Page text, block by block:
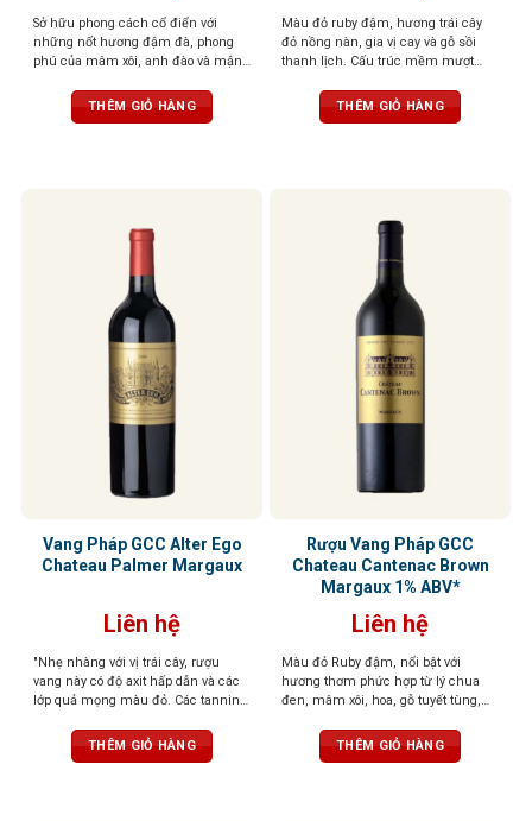
Sở hữu phong cách cổ điển với
những nốt hương đậm đà, phong
phú của mâm xôi, anh đào và mận,
thảo mộc. Một phiên bản đặc biệt,
số lượng giới hạn.
THÊM GIỎ HÀNG
Màu đỏ ruby đậm, hương trái cây
đỏ nồng nàn, gia vị cay và gỗ sồi
thanh lịch. Cấu trúc mềm mượt
vị kéo dài THÊM GIỎ HÀNG
Vang Pháp GCC Alter Ego
Chateau Palmer Margaux
Liên hệ
"Nhẹ nhàng với vị trái cây, rượu
vang này có độ axit hấp dẫn và các
lớp quả mọng màu đỏ. Các tannin
trái cây của rượu vang, chứa nhiều
axit và sẽ sớm sẵn sàng cho mọi
THÊM GIỎ HÀNG
Rượu Vang Pháp GCC
Chateau Cantenac Brown
Margaux 1% ABV*
Liên hệ
Màu đỏ Ruby đậm, nổi bật với
hương thơm phức hợp từ lý chua
đen, mâm xôi, hoa, gỗ tuyết tùng,
với tannin mịn, vị trái cây đen chín,
cam thảo và socola. Độ chua cân
THÊM GIỎ HÀNG